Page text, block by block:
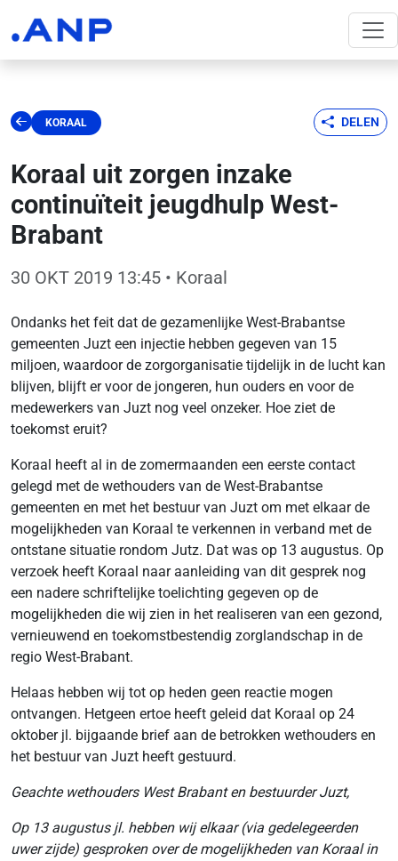
KORAAL DELEN
Koraal uit zorgen inzake
continuïteit jeugdhulp West-
Brabant
30 OKT 2019 13:45 • Koraal
Ondanks het feit dat de gezamenlijke West-Brabantse
gemeenten Juzt een injectie hebben gegeven van 15
miljoen, waardoor de zorgorganisatie tijdelijk in de lucht kan
blijven, blijft er voor de jongeren, hun ouders en voor de
medewerkers van Juzt nog veel onzeker. Hoe ziet de
toekomst eruit?
Koraal heeft al in de zomermaanden een eerste contact
gelegd met de wethouders van de West-Brabantse
gemeenten en met het bestuur van Juzt om met elkaar de
mogelijkheden van Koraal te verkennen in verband met de
ontstane situatie rondom Jutz. Dat was op 13 augustus. Op
verzoek heeft Koraal naar aanleiding van dit gesprek nog
een nadere schriftelijke toelichting gegeven op de
mogelijkheden die wij zien in het realiseren van een gezond,
vernieuwend en toekomstbestendig zorglandschap in de
regio West-Brabant.
Helaas hebben wij tot op heden geen reactie mogen
ontvangen. Hetgeen ertoe heeft geleid dat Koraal op 24
oktober jl. bijgaande brief aan de betrokken wethouders en
het bestuur van Juzt heeft gestuurd.
Geachte wethouders West Brabant en bestuurder Juzt,
Op 13 augustus jl. hebben wij elkaar (via gedelegeerden
uwer zijde) gesproken over de mogelijkheden van Koraal in